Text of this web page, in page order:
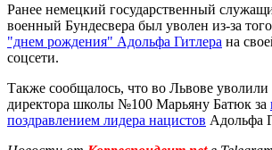
Ранее немецкий государственный
военный Бундесвера был уволен из-за
"днем рождения" Адольфа Гитлера на
соцсети.
Также сообщалось, что во Львове уволили
директора школы №100 Марьяну Батюк за
поздравлением лидера нацистов Адольфа